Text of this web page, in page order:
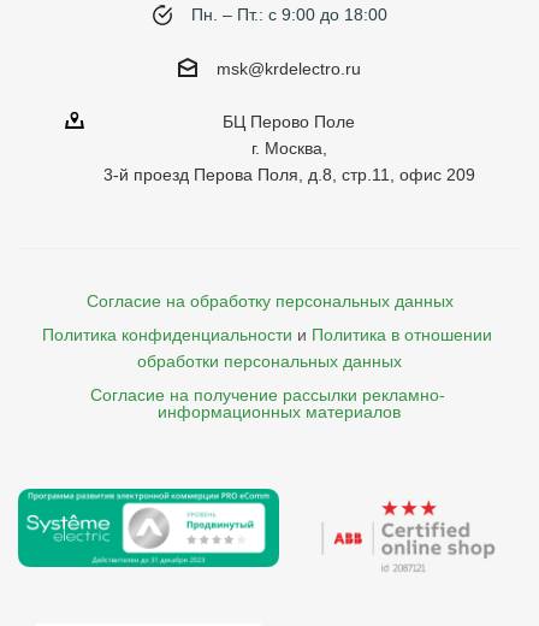
Пн. – Пт.: с 9:00 до 18:00
msk@krdelectro.ru
БЦ Перово Поле
г. Москва,
3-й проезд Перова Поля, д.8, стр.11, офис 209
Согласие на обработку персональных данных
Политика конфиденциальности и Политика в отношении
обработки персональных данных
Согласие на получение рассылки рекламно-
    информационных материалов